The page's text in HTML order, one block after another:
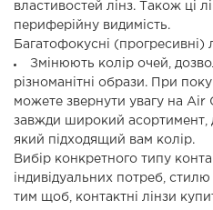
властивостей лінз. Також ці
периферійну видимість.
Багатофокусні (прогресивні)
Змінюють колір очей,
різноманітні образи. При
можете звернути увагу на Air
завжди широкий асортимент,
який підходящий вам колір.
Вибір конкретного типу
індивідуальних потреб,
тим щоб, контактні лінзи